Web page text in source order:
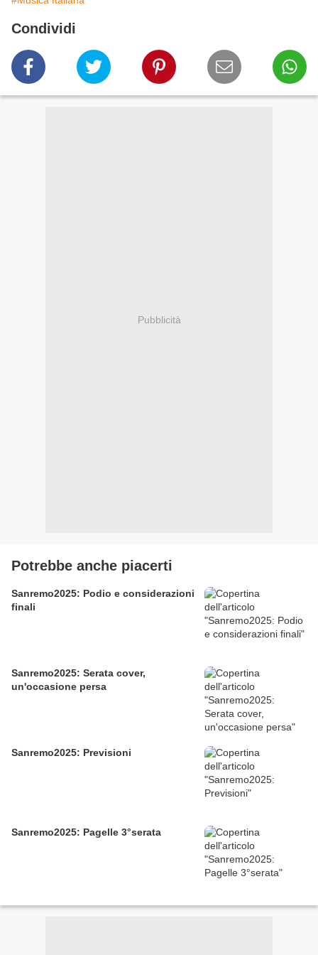
Condividi
Pubblicità
Potrebbe anche piacerti
Sanremo2025: Podio e considerazioni
finali
Sanremo2025: Serata cover,
un'occasione persa
Sanremo2025: Previsioni
Sanremo2025: Pagelle 3°serata